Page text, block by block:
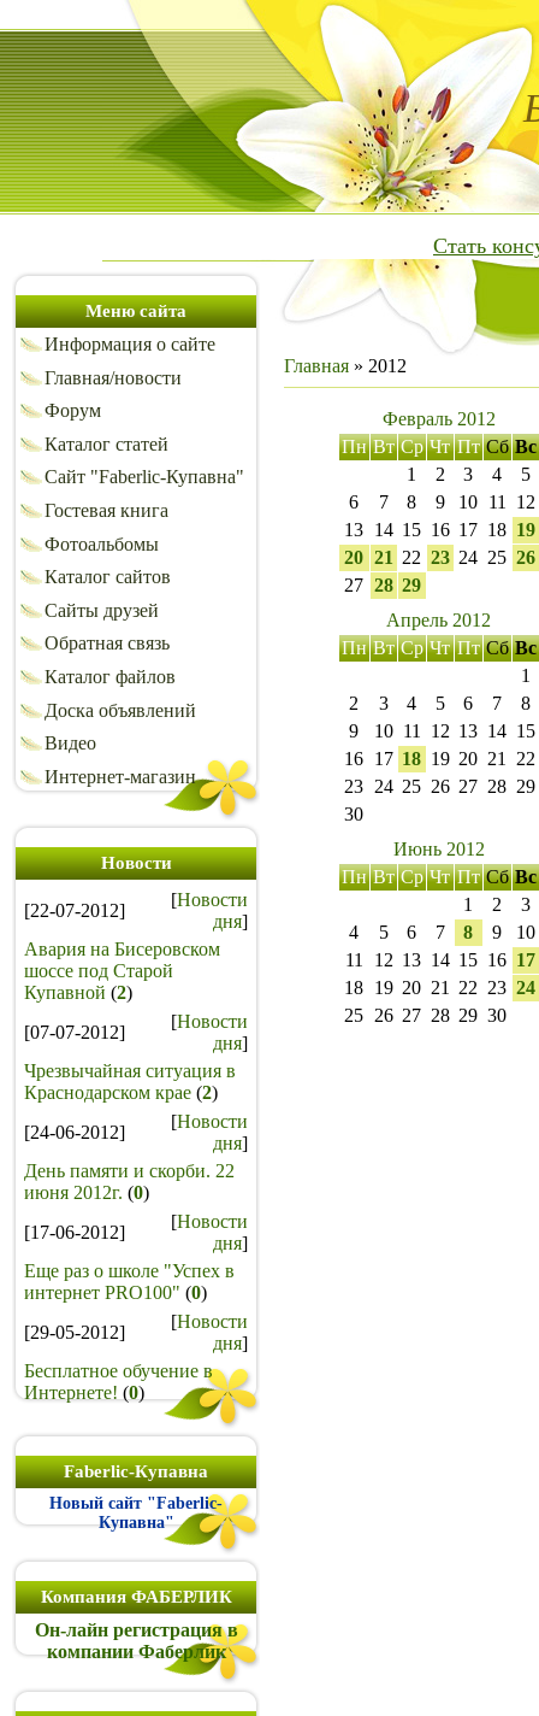
Стать
Меню сайта
Информация о сайте
Главная/новости
Форум
Каталог статей
Сайт "Faberlic-Купавна"
Гостевая книга
Фотоальбомы
Каталог сайтов
Сайты друзей
Обратная связь
Каталог файлов
Доска объявлений
Видео
Интернет-магазин
Новости
[22-07-2012]
[Новости
дня]
Авария на Бисеровском
шоссе под Старой
Купавной (2)
[07-07-2012]
[Новости
дня]
Чрезвычайная ситуация в
Краснодарском крае (2)
[24-06-2012]
[Новости
дня]
День памяти и скорби. 22
июня 2012г. (0)
[17-06-2012]
[Новости
дня]
Еще раз о школе "Успех в
интернет PRO100" (0)
[29-05-2012]
[Новости
дня]
Бесплатное обучение в
Интернете! (0)
Faberlic-Купавна
Новый сайт "Faberlic-
Купавна"
Компания ФАБЕРЛИК
Он-лайн регистрация в
компании Фаберлик
Главная » 2012
Февраль 2012
Пн Вт Ср Чт Пт Сб Вс
1
2 3 4
5
6
7 8 9 10 11
12
13 14 15 16 17 18 19
20 21 22 23 24 25 26
27 28 29
Апрель 2012
Пн Вт Ср Чт Пт Сб Вс
1
2
3 4 5 6 7
8
9
10 11 12 13 14 15
16 17 18 19 20 21
22
23 24 25 26 27 28 29
30
Июнь 2012
Пн Вт Ср Чт Пт Сб Вс
1
2
3
4
5 6 7 8 9
10
11
12 13 14 15 16 17
18 19 20 21 22 23 24
25 26 27 28 29 30